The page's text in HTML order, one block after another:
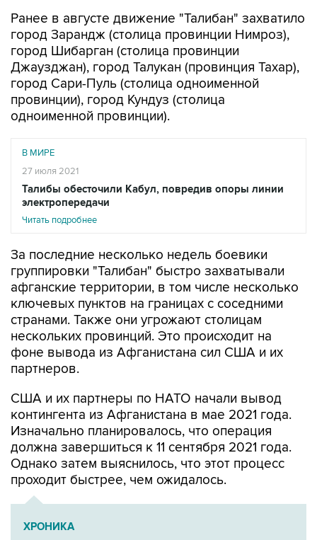
Ранее в августе движение "Талибан" захватило
город Зарандж (столица провинции Нимроз),
город Шибарган (столица провинции
Джаузджан), город Талукан (провинция Тахар),
город Сари-Пуль (столица одноименной
провинции), город Кундуз (столица
одноименной провинции).
В МИРЕ
27 июля 2021
Талибы обесточили Кабул, повредив опоры линии
электропередачи
Читать подробнее
За последние несколько недель боевики
группировки "Талибан" быстро захватывали
афганские территории, в том числе несколько
ключевых пунктов на границах с соседними
странами. Также они угрожают столицам
нескольких провинций. Это происходит на
фоне вывода из Афганистана сил США и их
партнеров.
США и их партнеры по НАТО начали вывод
контингента из Афганистана в мае 2021 года.
Изначально планировалось, что операция
должна завершиться к 11 сентября 2021 года.
Однако затем выяснилось, что этот процесс
проходит быстрее, чем ожидалось.
ХРОНИКА